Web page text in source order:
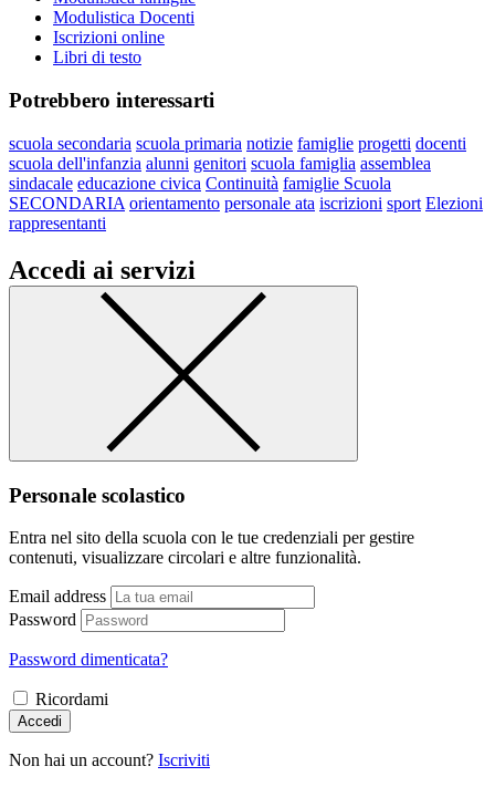
Modulistica Docenti
Iscrizioni online
Libri di testo
Potrebbero interessarti
scuola secondaria scuola primaria notizie famiglie progetti docenti
scuola dell'infanzia alunni genitori scuola famiglia assemblea
sindacale educazione civica Continuità famiglie Scuola
SECONDARIA orientamento personale ata iscrizioni sport Elezioni
rappresentanti
Accedi ai servizi
Personale scolastico
Entra nel sito della scuola con le tue credenziali per gestire
contenuti, visualizzare circolari e altre funzionalità.
Email address
Password
Password dimenticata?
Ricordami
Accedi
Non hai un account? Iscriviti